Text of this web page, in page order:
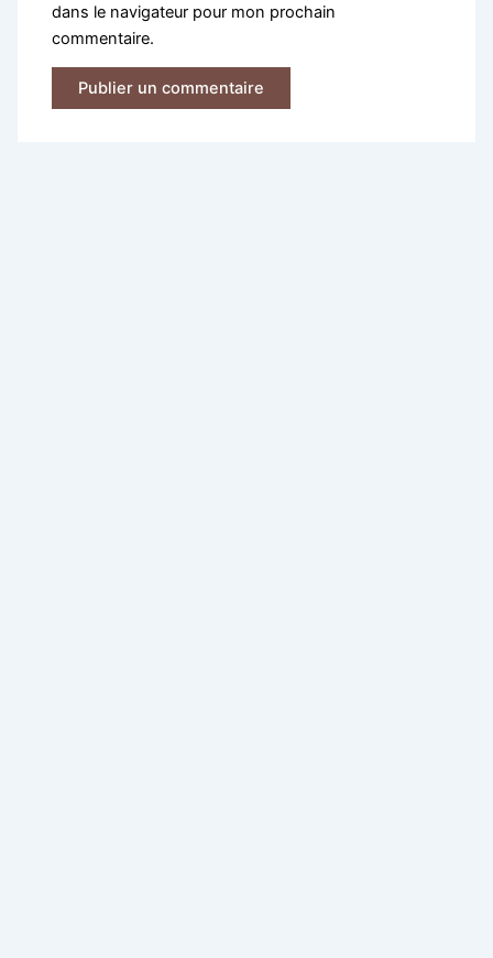
dans le navigateur pour mon prochain
commentaire.